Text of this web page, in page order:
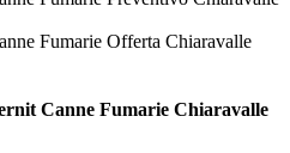
Fumarie Offerta Chiaravalle
Canne Fumarie Chiaravalle